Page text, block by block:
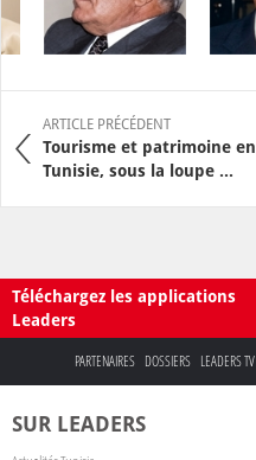
ARTICLE PRÉCÉDENT
Tourisme et patrimoine en
Tunisie, sous la loupe ...
Téléchargez les applications
Leaders
PARTENAIRES DOSSIERS LEADERS TV
SUR LEADERS